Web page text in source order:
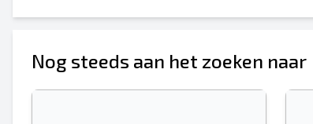
Mobiel
Nog steeds aan het zoeken naar